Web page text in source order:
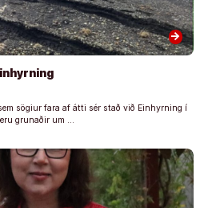
arrow_forward
sögiur fara af átti sér stað við Einhyrning í
grunaðir um …